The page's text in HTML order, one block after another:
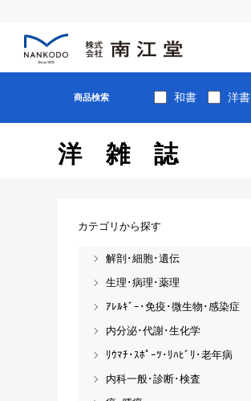
商品検索 和書 洋書
洋雑誌
カテゴリから探す
解剖･細胞･遺伝
生理･病理･薬理
ｱﾚﾙｷﾞｰ･免疫･微生物･感染症
内分泌･代謝･生化学
ﾘｳﾏﾁ･ｽﾎﾟｰﾂ･ﾘﾊﾋﾞﾘ･老年病
内科一般･診断･検査